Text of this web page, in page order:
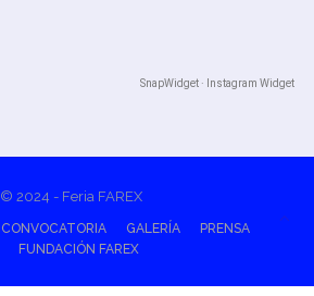
SnapWidget · Instagram Widget
© 2024 - Feria FAREX
CONVOCATORIA GALERÍA
PRENSA
FUNDACIÓN FAREX